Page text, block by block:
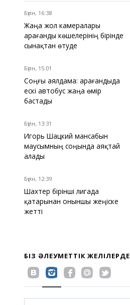
Бүгін, 16:38
Жаңа жол камералары
Қарағанды көшелерінің бірінде
сынақтан өтуде
Бүгін, 15:01
Соңғы аялдама: Қарағандыда
ескі автобус жаңа өмір
бастады
Бүгін, 13:31
Игорь Шацкий мансабын
маусымның соңында аяқтай
алады
Бүгін, 12:39
Шахтер бірінші лигада
қатарынан оныншы жеңіске
жетті
БІЗ ӘЛЕУМЕТТІК ЖЕЛІЛЕРДЕ